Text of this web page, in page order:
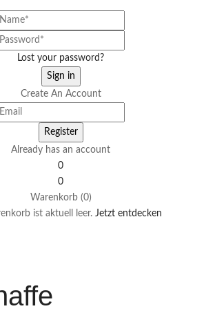
Lost your password?
Create An Account
Already has an account
0
0
Warenkorb (0)
ist aktuell leer. Jetzt entdecken